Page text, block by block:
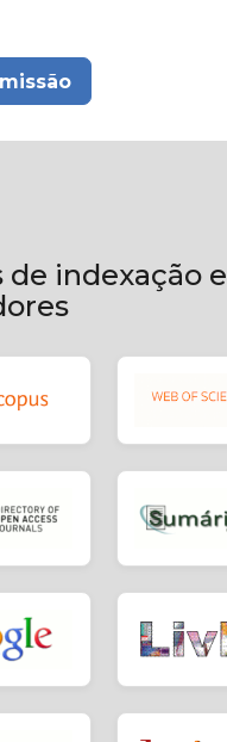
de indexação e